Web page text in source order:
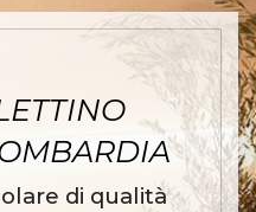
di qualità